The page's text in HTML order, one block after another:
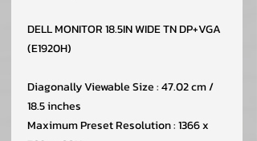
DELL MONITOR 18.5IN WIDE TN DP+VGA
(E1920H)
Diagonally Viewable Size : 47.02 cm /
18.5 inches
Maximum Preset Resolution : 1366 x